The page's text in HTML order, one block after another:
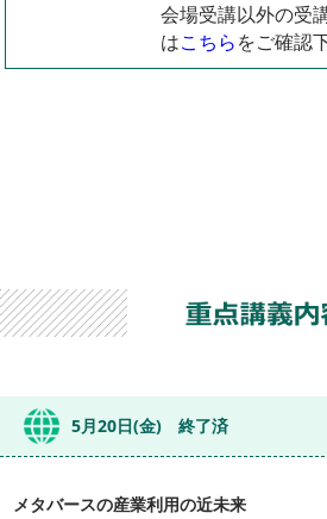
会場受講以外の受
はこちらをご確認
5月20日(金) 終了済
メタバースの産業利用の近未来